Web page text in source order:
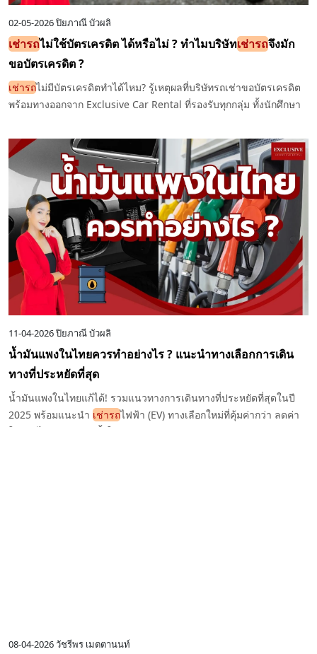
02-05-2026ปิยภาณี บัวผลิ
เช่ารถไม่ใช้บัตรเครดิต ได้หรือไม่ ? ทำไมบริษัทเช่ารถจึงมัก
ขอบัตรเครดิต ?
เช่ารถไม่มีบัตรเครดิตทำได้ไหม? รู้เหตุผลที่บริษัทรถเช่าขอบัตรเครดิต
พร้อมทางออกจาก Exclusive Car Rental ที่รองรับทุกกลุ่ม ทั้งนักศึกษา
11-04-2026ปิยภาณี บัวผลิ
น้ำมันแพงในไทยควรทำอย่างไร ? แนะนำทางเลือกการเดิน
ทางที่ประหยัดที่สุด
น้ำมันแพงในไทยแก้ได้! รวมแนวทางการเดินทางที่ประหยัดที่สุดในปี
2025 พร้อมแนะนำ เช่ารถไฟฟ้า (EV) ทางเลือกใหม่ที่คุ้มค่ากว่า ลดค่า
ใช้จ่ายได้จริง เหมาะทั้งใช้งานส่วนตัวและธุรกิจ
08-04-2026วัชรีพร เมตตานนท์